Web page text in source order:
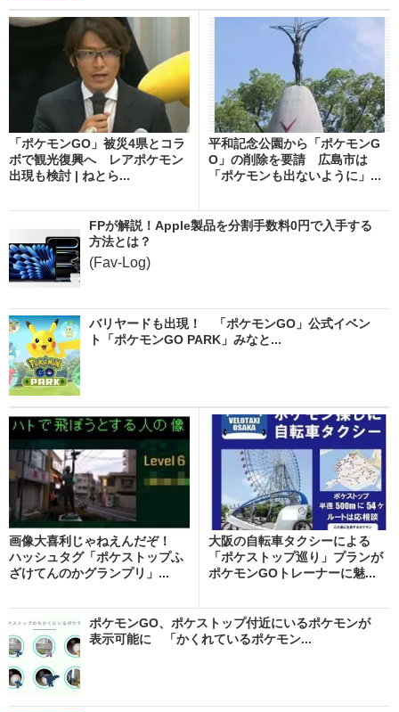
「ポケモンGO」被災4県とコラ
ボで観光復興へ レアポケモン
出現も検討 | ねとら...
平和記念公園から「ポケモンG
O」の削除を要請 広島市は
「ポケモンも出ないように」...
FPが解説！Apple製品を分割手数料0円で入手する
方法とは？
(Fav-Log)
バリヤードも出現！ 「ポケモンGO」公式イベン
ト「ポケモンGO PARK」みなと...
画像大喜利じゃねえんだぞ！
ハッシュタグ「ポケストップふ
ざけてんのかグランプリ」...
大阪の自転車タクシーによる
「ポケストップ巡り」プランが
ポケモンGOトレーナーに魅...
ポケモンGO、ポケストップ付近にいるポケモンが
表示可能に 「かくれているポケモン...